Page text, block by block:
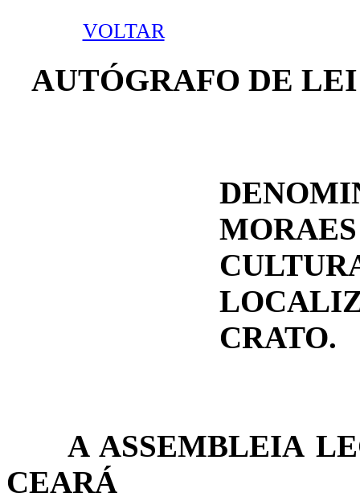
VOLTAR
AUTÓGRAFO DE
CRATO.
A ASSEMBLEIA
CEARÁ